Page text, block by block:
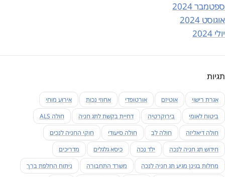
ספטמבר 2024
אוגוסט 2024
יולי 2024
תגיות
אגרת רישוי אוטיזם אורטופדי אחוזי נכות
אירוע מוחי
ביטוח לאומי
בירוקרטיה דחיית בקשת לתג חניה
חולה ALS
חולה דיאליזה
חולה לב חולה סיעודי
חוקי החניה לנכים
חידוש תג חניה לנכה
ילד נכה כיסא גלגלים
מדריכים
מחלות בגינן מגיע תג חניה לנכה
משרד התחבורה
ניתוח החלפת ברך